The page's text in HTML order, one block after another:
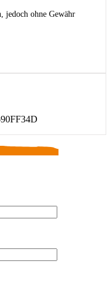
jedoch ohne Gewähr